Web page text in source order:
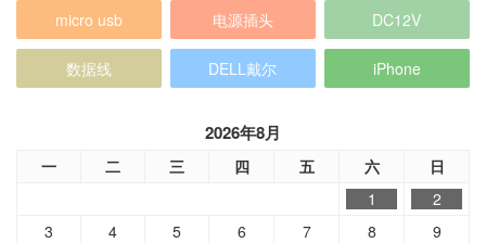
micro usb 电源插头 DC12V
数据线 DELL戴尔 iPhone
2026年8月
一 二 三 四 五 六 日
1
2
3
4 5 6 7 8
9